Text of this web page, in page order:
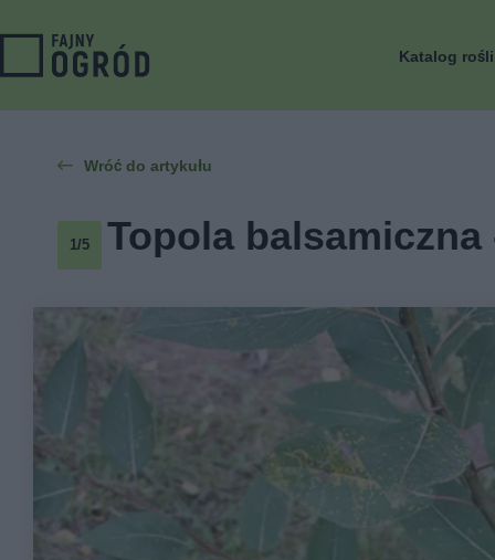
Katalog
Wróć do artykułu
1/5 Topola balsamiczna